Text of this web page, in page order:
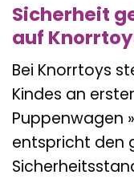
Sicherheit
auf
Bei Knorrtoys
Kindes an
Puppenwagen
entspricht den